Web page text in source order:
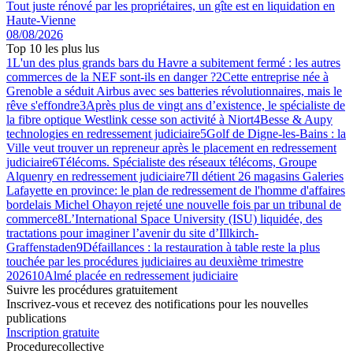
Tout juste rénové par les propriétaires, un gîte est en liquidation en
Haute-Vienne
08/08/2026
Top 10 les plus lus
1L'un des plus grands bars du Havre a subitement fermé : les autres
commerces de la NEF sont-ils en danger ?2Cette entreprise née à
Grenoble a séduit Airbus avec ses batteries révolutionnaires, mais le
rêve s'effondre3Après plus de vingt ans d’existence, le spécialiste de
la fibre optique Westlink cesse son activité à Niort4Besse & Aupy
technologies en redressement judiciaire5Golf de Digne-les-Bains : la
Ville veut trouver un repreneur après le placement en redressement
judiciaire6Télécoms. Spécialiste des réseaux télécoms, Groupe
Alquenry en redressement judiciaire7Il détient 26 magasins Galeries
Lafayette en province: le plan de redressement de l'homme d'affaires
bordelais Michel Ohayon rejeté une nouvelle fois par un tribunal de
commerce8L’International Space University (ISU) liquidée, des
tractations pour imaginer l’avenir du site d’Illkirch-
Graffenstaden9Défaillances : la restauration à table reste la plus
touchée par les procédures judiciaires au deuxième trimestre
202610Almé placée en redressement judiciaire
Suivre les procédures gratuitement
Inscrivez-vous et recevez des notifications pour les nouvelles
publications
Inscription gratuite
Procedurecollective